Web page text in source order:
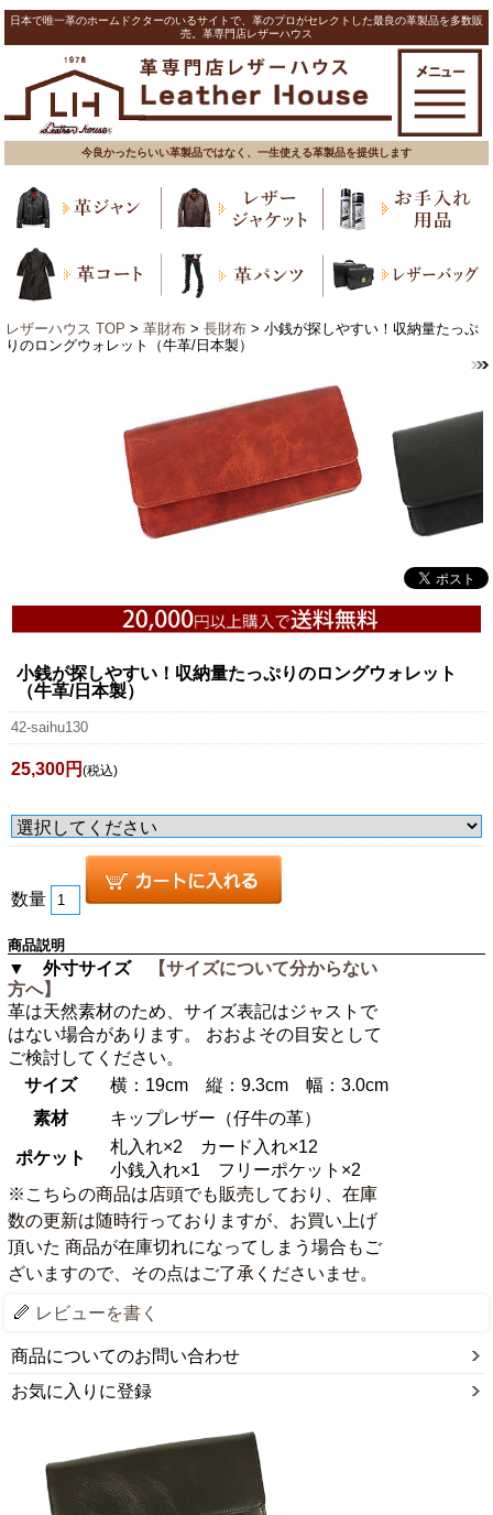
日本で唯一革のホームドクターのいるサイトで、革のプロがセレクトした最良の革製品を多数販
売。革専門店レザーハウス
今良かったらいい革製品ではなく、一生使える革製品を提供します
レザーハウス TOP > 革財布 > 長財布 > 小銭が探しやすい！収納量たっぷ
りのロングウォレット（牛革/日本製）
小銭が探しやすい！収納量たっぷりのロングウォレット
（牛革/日本製）
42-saihu130
25,300円 (税込)
数量
商品説明
▼ 外寸サイズ
【サイズについて分からない
方へ】
革は天然素材のため、サイズ表記はジャストで
はない場合があります。 おおよその目安として
ご検討してください。
サイズ
横：19cm 縦：9.3cm 幅：3.0cm
素材
キップレザー（仔牛の革）
ポケット
札入れ×2 カード入れ×12
小銭入れ×1 フリーポケット×2
※こちらの商品は店頭でも販売しており、在庫
数の更新は随時行っておりますが、お買い上げ
頂いた 商品が在庫切れになってしまう場合もご
ざいますので、その点はご了承くださいませ。
レビューを書く
商品についてのお問い合わせ
お気に入りに登録